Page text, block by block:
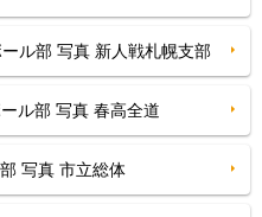
ル部 写真 新人戦札幌支部
ル部 写真 春高全道
写真 市立総体